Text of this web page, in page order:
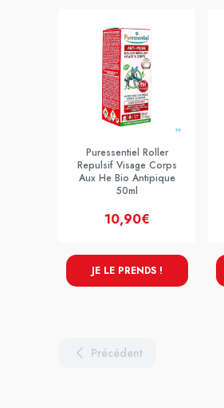
Puressentiel Roller
Repulsif Visage Corps
Aux He Bio Antipique
50ml
10,90€
JE LE PRENDS !
Précédent